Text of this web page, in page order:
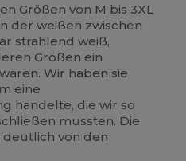
Größen von M bis 3XL
der weißen zwischen
strahlend weiß,
Größen ein
Wir haben sie
eine
handelte, die wir so
mussten. Die
von den